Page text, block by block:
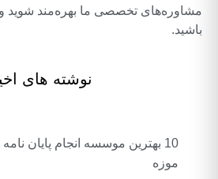
مشاوره‌های تخصصی ما بهره‌مند شوید و
باشید.
نوشته های
10 بهترین موسسه انجام پایان
موزه